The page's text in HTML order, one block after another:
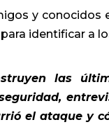
y
identificar a
las
el ataque y